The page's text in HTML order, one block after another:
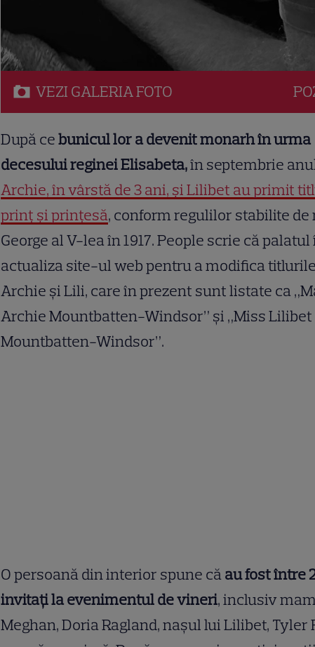
VEZI GALERIAFOTO
După cebunicul lor a devenit monarh în urma
decesului reginei Elisabeta,în septembrie
Archie, în vârstă de 3 ani, și Lilibet au primit
prinț și prințesă, conform regulilor stabilite de
George al V-lea în 1917. People scrie că
actualiza site-ul web pentru a modifica
Archie și Lili, care în prezent sunt listate ca
Archie Mountbatten-Windsor” și „Miss Lilibet
Mountbatten-Windsor”.
O persoană din interior spune căau fost între
invitați la evenimentul de vineri, inclusiv
Meghan, Doria Ragland, nașul lui Lilibet, Tyler